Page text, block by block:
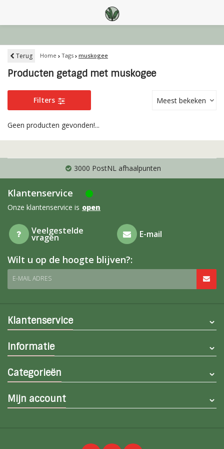
Terug Home Tags muskogee
Producten getagd met muskogee
Filters Meest bekeken
Geen producten gevonden!...
3000 PostNL afhaalpunten
Klantenservice
Onze klantenservice is open
Veelgestelde
vragen E-mail
Wilt u op de hoogte blijven?:
E-MAIL ADRES
Klantenservice
Informatie
Categorieën
Mijn account